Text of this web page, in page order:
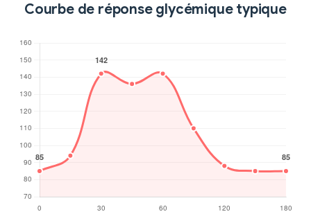
Courbe de réponse glycémique typique